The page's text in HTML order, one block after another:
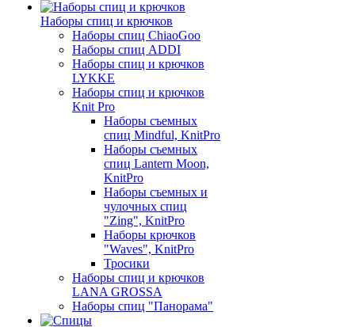
Наборы спиц и крючков
Наборы спиц ChiaoGoo
Наборы спиц ADDI
Наборы спиц и крючков
LYKKE
Наборы спиц и крючков
Knit Pro
Наборы съемных
спиц Mindful, KnitPro
Наборы съемных
спиц Lantern Moon,
KnitPro
Наборы съемных и
чулочных спиц
"Zing", KnitPro
Наборы крючков
"Waves", KnitPro
Тросики
Наборы спиц и крючков
LANA GROSSA
Наборы спиц "Панорама"